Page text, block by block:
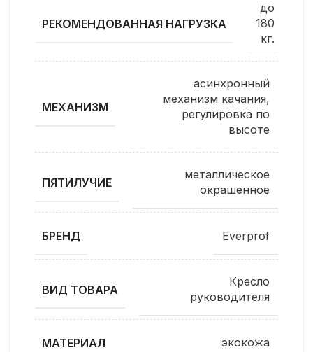
РЕКОМЕНДОВАННАЯ НАГРУЗКА
до
180
кг.
МЕХАНИЗМ
асинхронный
механизм качания,
регулировка по
высоте
ПЯТИЛУЧИЕ
металлическое
окрашенное
БРЕНД Everprof
ВИД ТОВАРА
Кресло
руководителя
МАТЕРИАЛ экокожа